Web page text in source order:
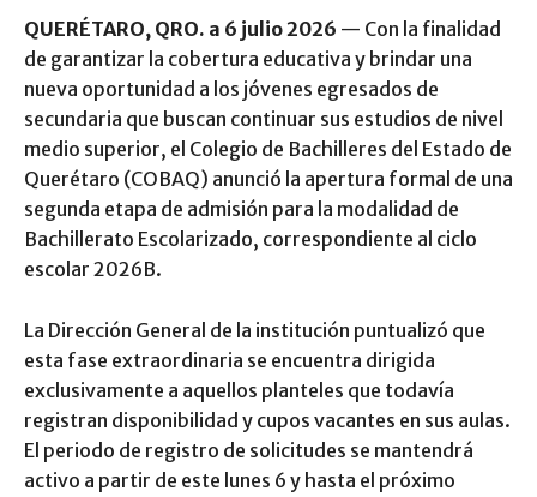
QUERÉTARO, QRO. a 6 julio 2026 — Con la finalidad
de garantizar la cobertura educativa y brindar una
nueva oportunidad a los jóvenes egresados de
secundaria que buscan continuar sus estudios de nivel
medio superior, el Colegio de Bachilleres del Estado de
Querétaro (COBAQ) anunció la apertura formal de una
segunda etapa de admisión para la modalidad de
Bachillerato Escolarizado, correspondiente al ciclo
escolar 2026B.
La Dirección General de la institución puntualizó que
esta fase extraordinaria se encuentra dirigida
exclusivamente a aquellos planteles que todavía
registran disponibilidad y cupos vacantes en sus aulas.
El periodo de registro de solicitudes se mantendrá
activo a partir de este lunes 6 y hasta el próximo